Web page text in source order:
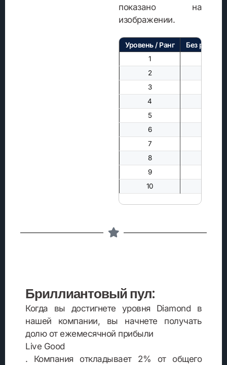
показано на
изображении.
Уровень / Ранг Без
1
2
3
4
5
6
7
8
9
10
Бриллиантовый пул:
Когда вы достигнете уровня Diamond в
нашей компании, вы начнете получать
долю от ежемесячной прибыли
Live Good
. Компания откладывает 2% от общего